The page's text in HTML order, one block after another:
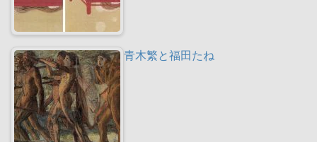
青木繁と福田たね